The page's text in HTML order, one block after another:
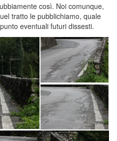
così. Noi comunque,
tratto le pubblichiamo, quale
eventuali futuri dissesti.